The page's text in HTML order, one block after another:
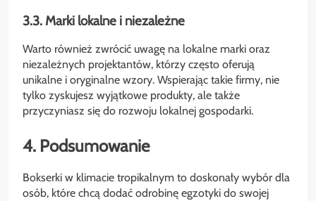
3.3. Marki lokalne i niezależne
Warto również zwrócić uwagę na lokalne marki oraz
niezależnych projektantów, którzy często oferują
unikalne i oryginalne wzory. Wspierając takie firmy, nie
tylko zyskujesz wyjątkowe produkty, ale także
przyczyniasz się do rozwoju lokalnej gospodarki.
4. Podsumowanie
Bokserki w klimacie tropikalnym to doskonały wybór dla
osób, które chcą dodać odrobinę egzotyki do swojej